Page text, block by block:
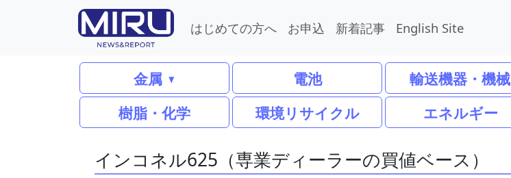
はじめての方へ お申込 新着記事 English Site
金属 電池 輸送機器・機械
樹脂・化学
環境リサイクル エネルギー
インコネル625（専業ディーラーの買値ベース）